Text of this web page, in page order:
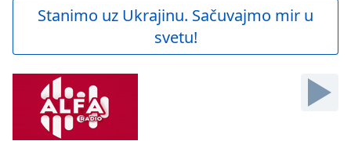
Backward
Current
0:00
Stanimo uz Ukrajinu. Sačuvajmo mir u
svetu!